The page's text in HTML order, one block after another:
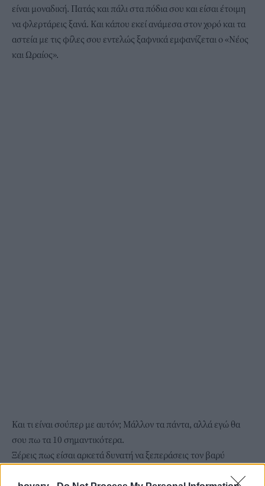
είναι μοναδική. Πατάς και πάλι στα πόδια σου και είσαι έτοιμη
να φλερτάρεις ξανά. Και κάπου εκεί ανάμεσα στον χορό και τα
αστεία με τις φίλες σου εντελώς ξαφνικά εμφανίζεται ο «Νέος
και Ωραίος».
Και τι είναι σούπερ με αυτόν; Μάλλον τα πάντα, αλλά εγώ θα
σου πω τα 10 σημαντικότερα.
Ξέρεις πως είσαι αρκετά δυνατή να ξεπεράσεις τον βαρύ